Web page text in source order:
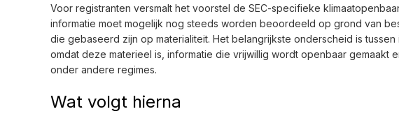
Voor registranten versmalt het voorstel de SEC-specifieke
informatie moet mogelijk nog steeds worden beoordeeld op grond van
die gebaseerd zijn op materialiteit. Het belangrijkste onderscheid is
omdat deze materieel is, informatie die vrijwillig wordt openbaar gemaakt
onder andere regimes.
Wat volgt hierna